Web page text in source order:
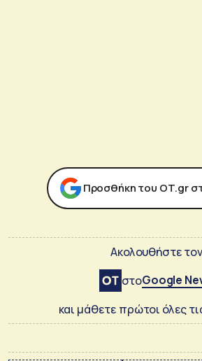
Προσθήκη του ΟΤ.gr
Ακολουθήστε τον
στοGoogle
και μάθετε πρώτοι όλες